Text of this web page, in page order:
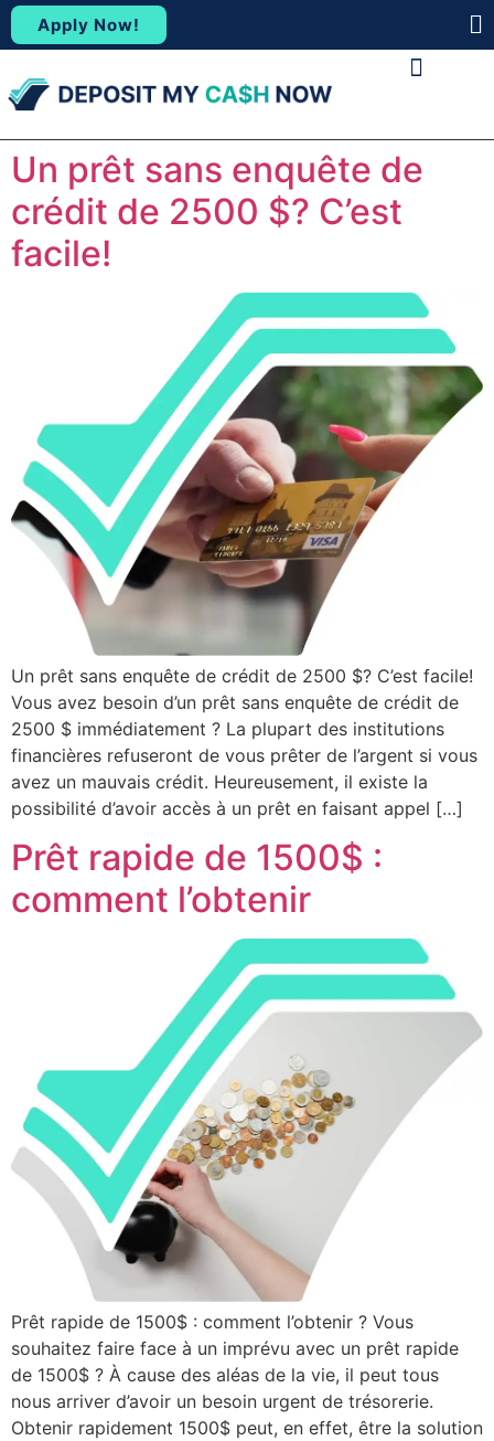
Apply Now!
Un prêt sans enquête de
crédit de 2500 $? C’est
facile!
Un prêt sans enquête de crédit de 2500 $? C’est facile!
Vous avez besoin d’un prêt sans enquête de crédit de
2500 $ immédiatement ? La plupart des institutions
financières refuseront de vous prêter de l’argent si vous
avez un mauvais crédit. Heureusement, il existe la
possibilité d’avoir accès à un prêt en faisant appel […]
Prêt rapide de 1500$ :
comment l’obtenir
Prêt rapide de 1500$ : comment l’obtenir ? Vous
souhaitez faire face à un imprévu avec un prêt rapide
de 1500$ ? À cause des aléas de la vie, il peut tous
nous arriver d’avoir un besoin urgent de trésorerie.
Obtenir rapidement 1500$ peut, en effet, être la solution